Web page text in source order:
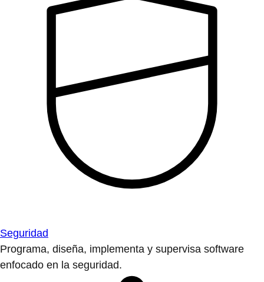
Seguridad
Programa, diseña, implementa y supervisa software
enfocado en la seguridad.